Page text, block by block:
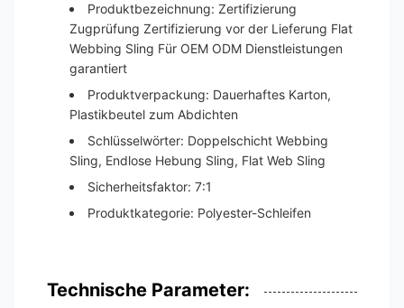
Produktbezeichnung: Zertifizierung
Zugprüfung Zertifizierung vor der Lieferung Flat
Webbing Sling Für OEM ODM Dienstleistungen
garantiert
Produktverpackung: Dauerhaftes Karton,
Plastikbeutel zum Abdichten
Schlüsselwörter: Doppelschicht Webbing
Sling, Endlose Hebung Sling, Flat Web Sling
Sicherheitsfaktor: 7:1
Produktkategorie: Polyester-Schleifen
Technische Parameter: